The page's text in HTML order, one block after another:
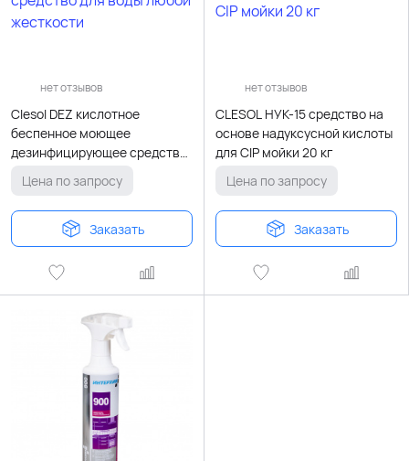
нет отзывов
Clesol DEZ кислотное
беспенное моющее
дезинфицирующее средство
Цена по запросу
Заказать
нет отзывов
CLESOL НУК-15 средство на
основе надуксусной кислоты
для CIP мойки 20 кг
Цена по запросу
Заказать